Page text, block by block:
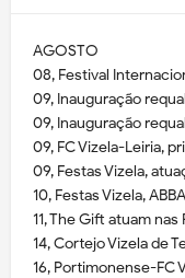
AGOSTO
08, Festival
09, Inauguração
09, Inauguração
09, FC Vizela-Leiria,
09, Festas Vizela,
10, Festas Vizela,
11, The Gift atuam
14, Cortejo Vizela de
16, Portimonense-FC